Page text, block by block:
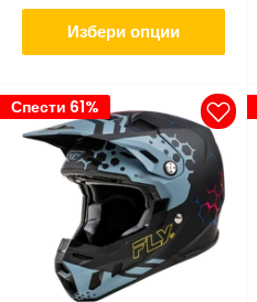
Избери опции
Спести 61%